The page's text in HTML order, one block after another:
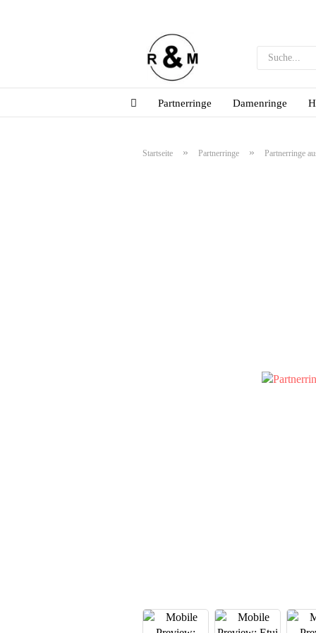
Partnerringe Damenringe
Startseite » Partnerringe » Partnerringe